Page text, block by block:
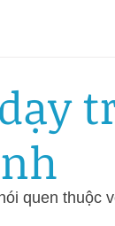
quen thuộc